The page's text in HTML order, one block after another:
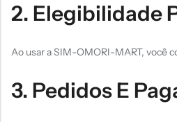
2. Elegibilidade
Ao usar a SIM-OMORI-MART, você
3. Pedidos E